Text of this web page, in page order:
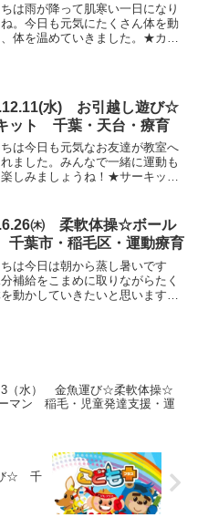
ちは雨が降って肌寒い一日になり
ね。今日も元気にたくさん体を動
体を温めていきました。★カラ
水) お引越し遊び☆
ット 千葉・天台・療育
は今日も元気なお友達が教室へ
ました。みんなで一緒に運動も
しみましょうね！★サーキット
マ歩き上手にできましたね。 ★
・柔軟体操 ★絵...
㈭ 柔軟体操☆ボール
葉市・稲毛区・運動療育
ちは今日は朝から蒸し暑いです
補給をこまめに取りながらたく
動かしていきたいと思います。
（水） 金魚運び☆柔軟体操☆
マン 稲毛・児童発達支援・運
び☆ 千